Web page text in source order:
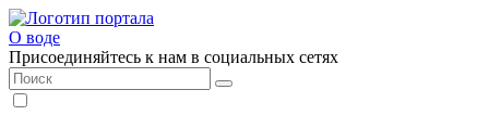
О воде
Присоединяйтесь к нам в социальных сетях